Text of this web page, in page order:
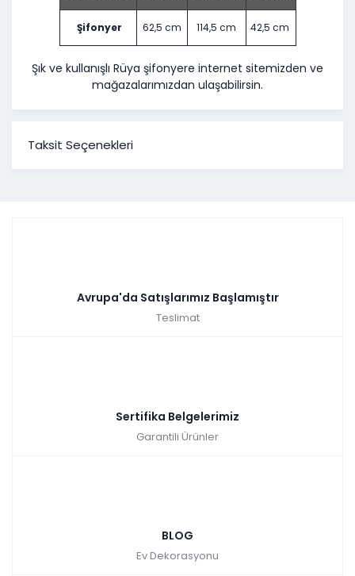
Şifonyer 62,5 cm 114,5 cm 42,5 cm
Şık ve kullanışlı Rüya şifonyere internet sitemizden ve
mağazalarımızdan ulaşabilirsin.
Taksit Seçenekleri
Avrupa'da Satışlarımız Başlamıştır
Teslimat
Sertifika Belgelerimiz
Garantili Ürünler
BLOG
Ev Dekorasyonu